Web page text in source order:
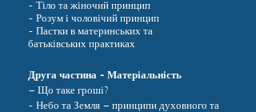
- Тіло та жіночий принцип
- Розум і чоловічий принцип
- Пастки в материнських та
батьківських практиках
Друга частина - Матеріальність
– Що таке гроші?
- Небо та Земля – принципи духовного та